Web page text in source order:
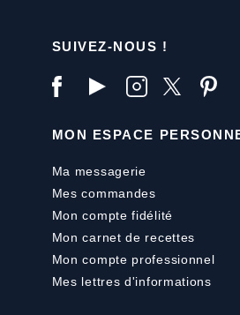
SUIVEZ-NOUS !
MON ESPACE
Ma messagerie
Mes commandes
Mon compte fidélité
Mon carnet de recettes
Mon compte professionnel
Mes lettres d'informations